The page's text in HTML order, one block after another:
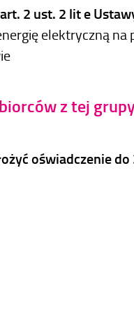
art. 2 ust. 2 lit e
elektryczną na
z tej
oświadczenie